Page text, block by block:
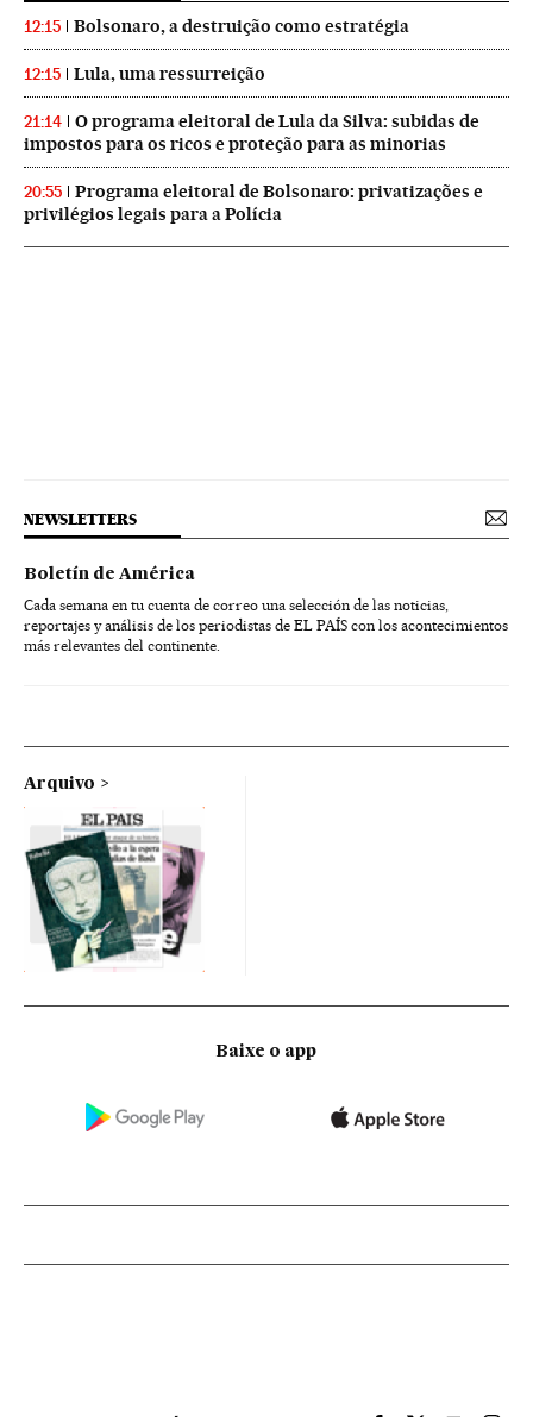
12:15 Bolsonaro, a destruição como estratégia
12:15 Lula, uma ressurreição
21:14
O programa eleitoral de Lula da Silva: subidas de
impostos para os ricos e proteção para as minorias
20:55
Programa eleitoral de Bolsonaro: privatizações e
privilégios legais para a Polícia
NEWSLETTERS
Boletín de América
Cada semana en tu cuenta de correo una selección de las noticias,
reportajes y análisis de los periodistas de EL PAÍS con los acontecimientos
más relevantes del continente.
Arquivo
Baixe o app